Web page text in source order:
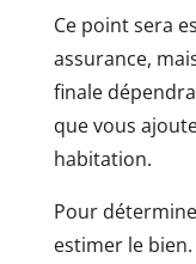
Ce point sera
assurance,
finale
que vous
habitation.
Pour
estimer le